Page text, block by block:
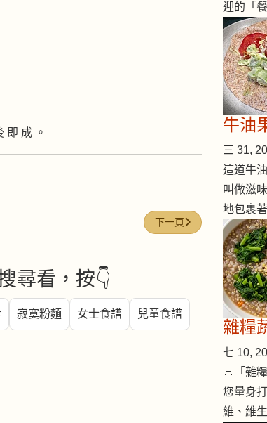
即 成 。
下一篇文章: 清淡淜嫩豆
下一頁
尋看，按👇
寂寞粉麵 女士食譜 兒童食譜
迎的「
牛油
三 31,
這道牛
叫做滋
地包裹
雜糧
七 10,
📜「雜
您量身
維、維